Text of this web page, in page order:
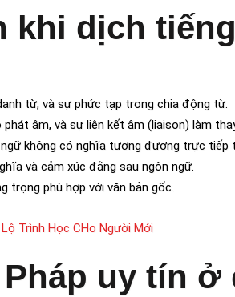
khi dịch
từ, và sự phức tạp trong chia động từ.
phát âm, và sự liên kết âm (liaison) làm
không có nghĩa tương đương trực tiếp
và cảm xúc đằng sau ngôn ngữ.
trọng phù hợp với văn bản gốc.
Trình Học CHo Người Mới
uy tín ở